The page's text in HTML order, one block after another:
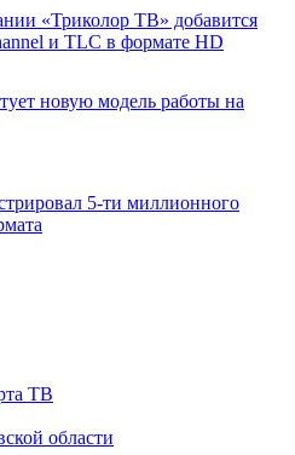
«Триколор ТВ» добавится
и TLC в формате HD
новую модель работы на
5-ти миллионного
ТВ
области